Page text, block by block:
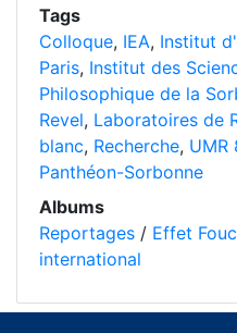
Tags
Colloque, IEA, Institut
Paris, Institut des
Philosophique de la
Revel, Laboratoires de
blanc, Recherche, UMR
Panthéon-Sorbonne
Albums
Reportages / Effet
international